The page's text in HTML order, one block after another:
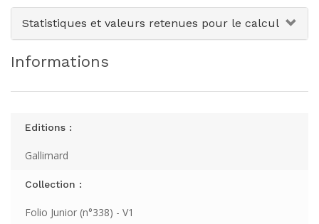
Statistiques et valeurs retenues pour le calcul
Informations
Editions :
Gallimard
Collection :
Folio Junior (n°338) - V1